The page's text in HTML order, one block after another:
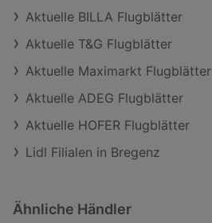
Aktuelle BILLA Flugblätter
Aktuelle T&G Flugblätter
Aktuelle Maximarkt Flugblätter
Aktuelle ADEG Flugblätter
Aktuelle HOFER Flugblätter
Lidl Filialen in Bregenz
Ähnliche Händler